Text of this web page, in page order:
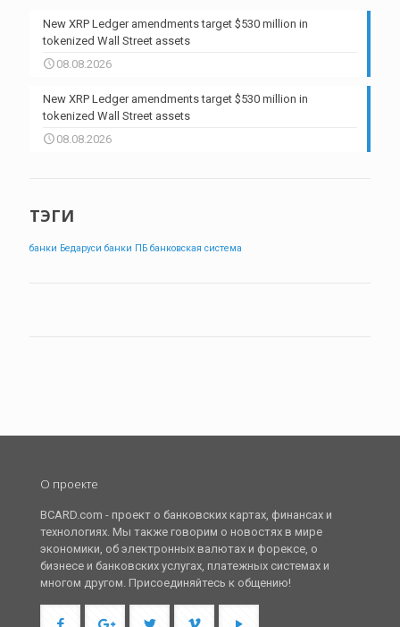
New XRP Ledger amendments target $530 million in
tokenized Wall Street assets
08.08.2026
New XRP Ledger amendments target $530 million in
tokenized Wall Street assets
08.08.2026
ТЭГИ
банки Бедаруси банки ПБ банковская система
О проекте
BCARD.com - проект о банковских картах, финансах и
технологиях. Мы также говорим о новостях в мире
экономики, об электронных валютах и форексе, о
бизнесе и банковских услугах, платежных системах и
многом другом. Присоединяйтесь к общению!